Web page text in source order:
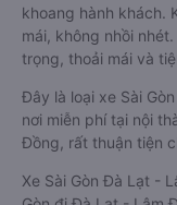
khoang hành khách.
mái, không nhồi
trọng, thoải mái và
Đây là loại xe Sài
nơi miễn phí tại nội
Đồng, rất thuận tiện
Xe Sài Gòn Đà Lạt -